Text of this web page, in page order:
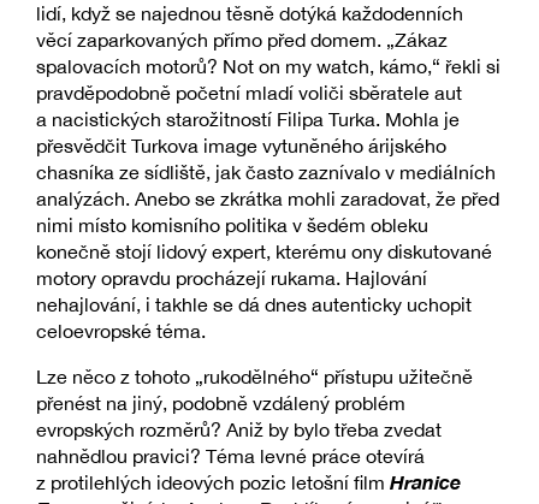
lidí, když se najednou těsně dotýká každodenních
věcí zaparkovaných přímo před domem. „Zákaz
spalovacích motorů? Not on my watch, kámo,“ řekli si
pravděpodobně početní mladí voliči sběratele aut
a nacistických starožitností Filipa Turka. Mohla je
přesvědčit Turkova image vytuněného árijského
chasníka ze sídliště, jak často zaznívalo v mediálních
analýzách. Anebo se zkrátka mohli zaradovat, že před
nimi místo komisního politika v šedém obleku
konečně stojí lidový expert, kterému ony diskutované
motory opravdu procházejí rukama. Hajlování
nehajlování, i takhle se dá dnes autenticky uchopit
celoevropské téma.
Lze něco z tohoto „rukodělného“ přístupu užitečně
přenést na jiný, podobně vzdálený problém
evropských rozměrů? Aniž by bylo třeba zvedat
nahnědlou pravici? Téma levné práce otevírá
z protilehlých ideových pozic letošní film Hranice